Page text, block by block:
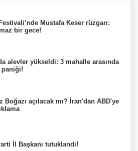
Mustafa Keser rüzgarı:
bir gece!
alevler yükseldi: 3 mahalle arasında
paniği!
Boğazı açılacak mı? İran'dan ABD'ye
İl Başkanı tutuklandı!